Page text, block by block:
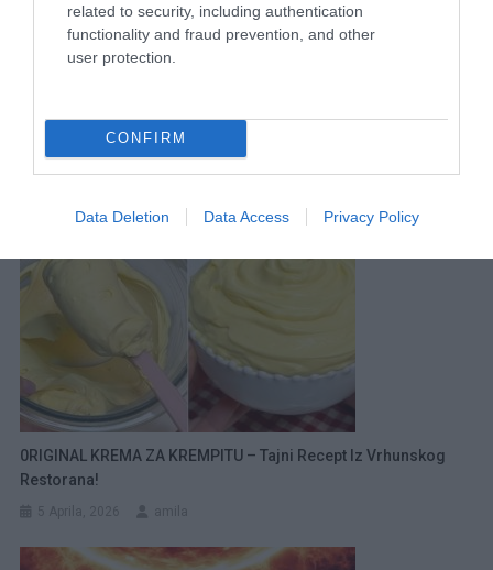
related to security, including authentication
functionality and fraud prevention, and other
user protection.
CONFIRM
Data Deletion Data Access Privacy Policy
Navigacija
članaka
Upaljeni meteoalarmi: Stiže promjena vremena, 0bjavljena prognoza do četvrtka
RELATED POSTS
0RIGINAL KREMA ZA KREMPITU – Tajni Recept Iz Vrhunskog
Restorana!